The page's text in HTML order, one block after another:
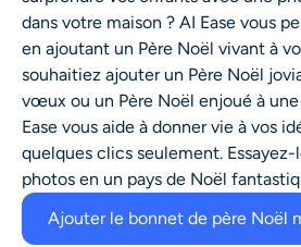
dans votre maison ? AI Ease vous
en ajoutant un Père Noël vivant à
souhaitiez ajouter un Père Noël
vœux ou un Père Noël enjoué à
Ease vous aide à donner vie à vos
quelques clics seulement.
photos en un pays de Noël
Ajouter le bonnet de père Noël